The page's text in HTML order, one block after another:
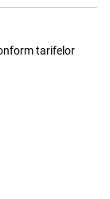
tarifelor